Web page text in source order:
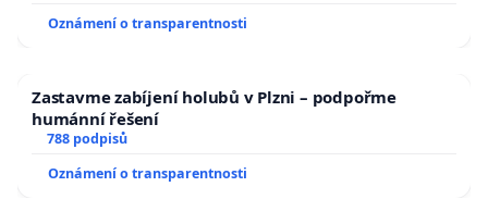
Oznámení o transparentnosti
Zastavme zabíjení holubů v Plzni – podpořme
humánní řešení
788 podpisů
Oznámení o transparentnosti